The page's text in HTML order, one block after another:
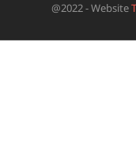
@2022 - Website